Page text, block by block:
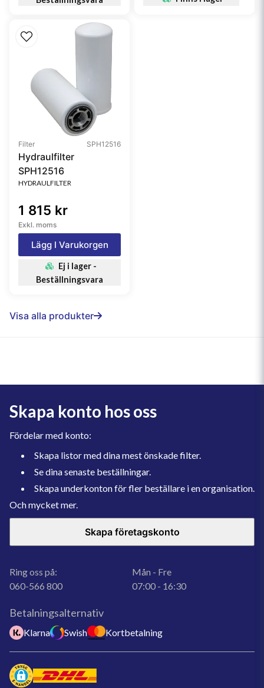
Filter SPH12516
Hydraulfilter
SPH12516
HYDRAULFILTER
1 815 kr
Exkl. moms
Lägg I Varukorgen
Ej i lager -
Beställningsvara
Visa alla produkter
Skapa konto hos oss
Fördelar med konto:
Skapa listor med dina mest önskade filter.
Se dina senaste beställningar.
Skapa underkonton för fler beställare i en organisation.
Och mycket mer.
Skapa företagskonto
Ring oss på:
060-566 800
Mån - Fre
07:00 - 16:30
Betalningsalternativ
Klarna Swish Kortbetalning